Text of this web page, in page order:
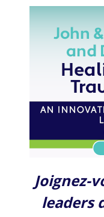
FORMATION EN
Joignez-
leaders